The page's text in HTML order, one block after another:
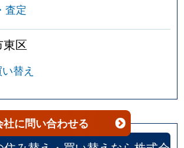
査定
区
替え
社に問い合わせる